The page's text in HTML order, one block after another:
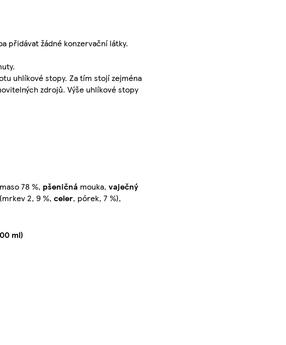
přidávat žádné konzervační látky.
uhlíkové stopy. Za tím stojí zejména
zdrojů. Výše uhlíkové stopy
78 %, pšeničná mouka, vaječný
2, 9 %, celer, pórek, 7 %),
ml)